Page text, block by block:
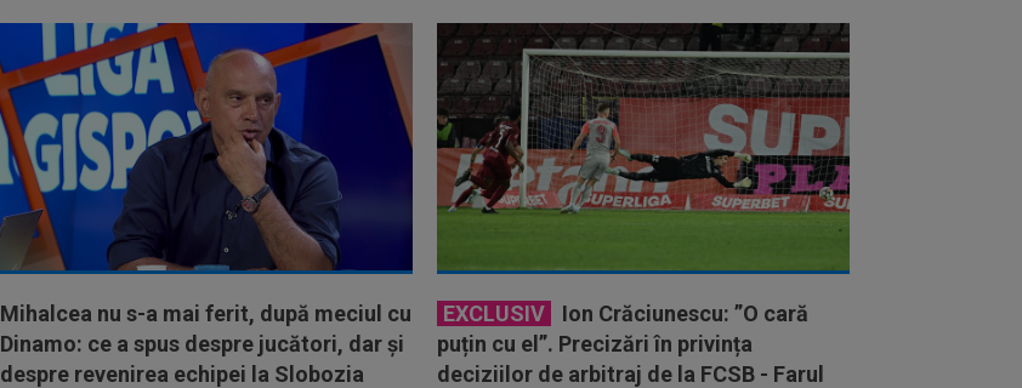
Mihalcea nu s-a mai ferit, după meciul cu
Dinamo: ce a spus despre jucători, dar și
despre revenirea echipei la Slobozia
EXCLUSIV
Ion Crăciunescu: ”O cară
puțin cu el”. Precizări în privința
deciziilor de arbitraj de la FCSB - Farul